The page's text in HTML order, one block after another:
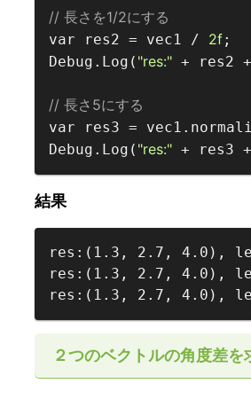
// 長さを1/2にする
var res2 = vec1 / 2f;
Debug.Log( "res:" + res2
// 長さ5にする
var res3 =
Debug.Log( "res:" + res3
結果
res:(1.3, 2.7, 4.0),
res:(1.3, 2.7, 4.0),
res:(1.3, 2.7, 4.0),
２つのベクトルの角度差を